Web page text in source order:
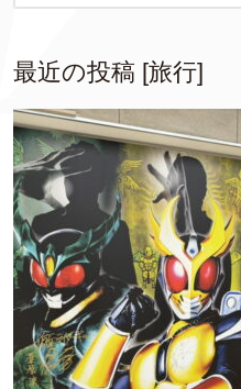
最近の投稿 [旅行]